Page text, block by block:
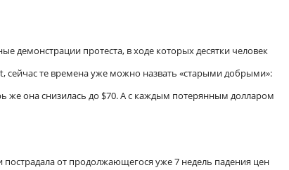
демонстрации протеста, в ходе которых десятки человек
сейчас те времена уже можно назвать «старыми добрыми»:
же она снизилась до $70. А с каждым потерянным долларом
от продолжающегося уже 7 недель падения цен